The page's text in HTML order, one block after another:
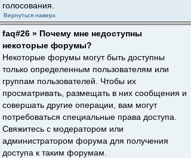
голосования.
Вернуться наверх
faq#26 » Почему мне недоступны
некоторые форумы?
Некоторые форумы могут быть доступны
только определенным пользователям или
группам пользователей. Чтобы их
просматривать, размещать в них сообщения и
совершать другие операции, вам могут
потребоваться специальные права доступа.
Свяжитесь с модератором или
администратором форума для получения
доступа к таким форумам.